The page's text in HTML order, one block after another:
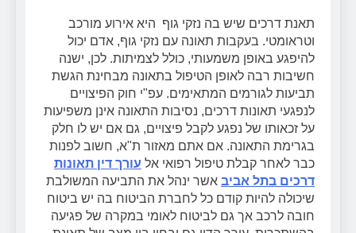
תאנת דרכים שיש בה נזקי גוף היא אירוע מורכב
וטראומטי. בעקבות תאונה עם נזקי גוף, אדם יכול
להיפגע באופן משמעותי, כולל לצמיתות. לכן, ישנה
חשיבות רבה לאופן הטיפול בתאונה מבחינת הגשת
תביעות לגורמים המתאימים. עפ"י חוק הפיצויים
לנפגעי תאונות דרכים, נסיבות התאונה אינן משפיעות
על זכאותו של נפגע לקבל פיצויים, גם אם יש לו חלק
בגרימת התאונה. אם אתם מאזור ת"א, חשוב לפנות
כבר לאחר קבלת טיפול רפואי אל עורך דין תאונות
דרכים בתל אביב אשר ינהל את התביעה המשולבת
שיכולה להיות קודם כל לחברת הביטוח בה יש ביטוח
חובה לרכב אך גם לביטוח לאומי במקרה של פגיעה